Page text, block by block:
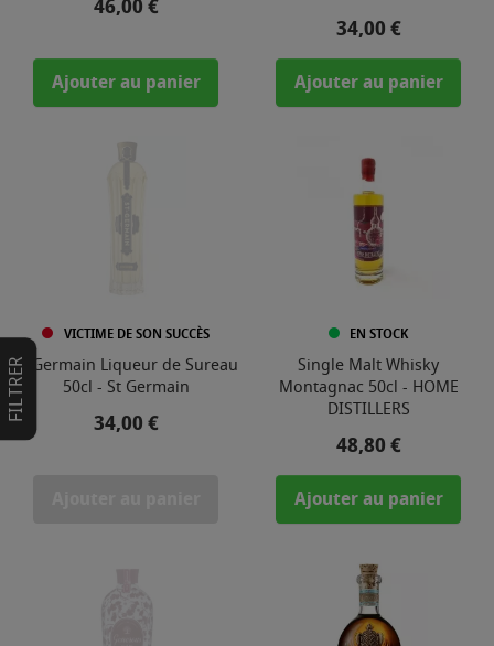
FILTRER
46,00 €
Ajouter au panier
Prix
34,00 €
Ajouter au panier
VICTIME DE SON SUCCÈS
St Germain Liqueur de Sureau
50cl - St Germain
Prix
34,00 €
EN STOCK
Single Malt Whisky
Montagnac 50cl - HOME
DISTILLERS
Prix
48,80 €
Ajouter au panier